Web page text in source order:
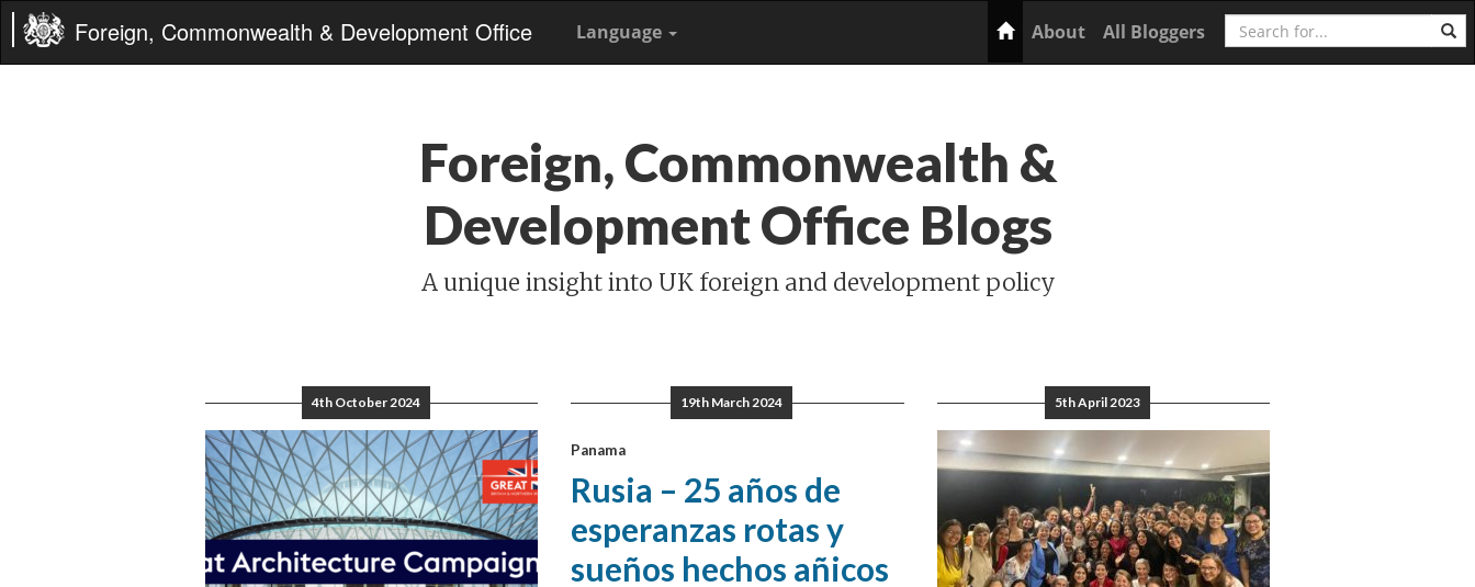
Foreign, Commonwealth & Development Office Language Home
About All Bloggers Search
Foreign, Commonwealth &
Development Office Blogs
A unique insight into UK foreign and development policy
4th October 2024 19th March 2024
Panama
Rusia – 25 años de
esperanzas rotas y
sueños hechos añicos
5th April 2023